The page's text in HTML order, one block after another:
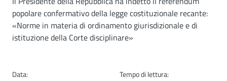
popolare confermativo della legge costituzionale recante:
«Norme in materia di ordinamento giurisdizionale e di
istituzione della Corte disciplinare»
Data:
Tempo di lettura: